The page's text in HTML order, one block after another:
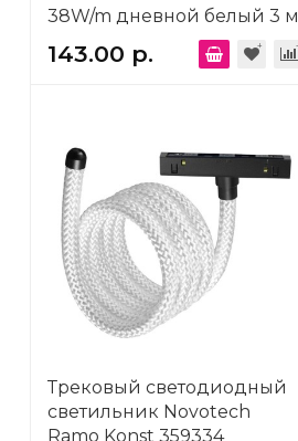
38W/m дневной белый 3 м
143.00 р.
Трековый светодиодный
светильник Novotech
Ramo Konst 359334